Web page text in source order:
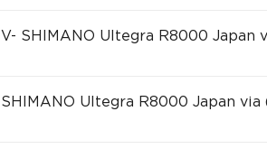
V- SHIMANO Ultegra R8000 Japan
SHIMANO Ultegra R8000 Japan via